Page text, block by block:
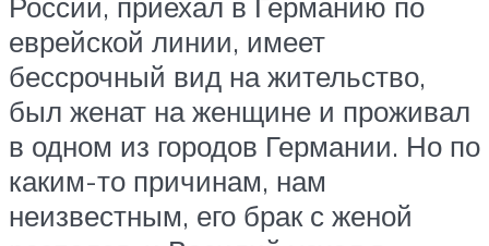
еврейской линии, имеет
бессрочный вид на жительство,
был женат на женщине и проживал
в одном из городов Германии. Но по
каким-то причинам, нам
неизвестным, его брак с женой